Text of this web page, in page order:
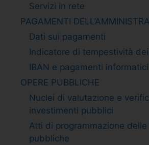
Servizi in rete
PAGAMENTI
Dati sui pagamenti
Indicatore di tempestività
IBAN e pagamenti informatici
OPERE PUBBLICHE
Nuclei di valutazione e
investimenti pubblici
Atti di programmazione delle
pubbliche